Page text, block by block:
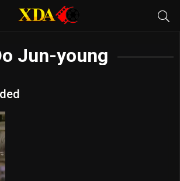
Jun-young